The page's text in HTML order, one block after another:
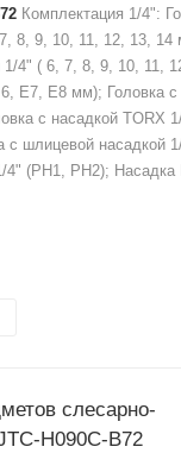
Комплектация 1/4":
8, 9, 10, 11, 12, 13, 14
1/4" ( 6, 7, 8, 9, 10, 11,
Е7, Е8 мм); Головка с
с насадкой TORX
с шлицевой насадкой
(PH1, PH2); Насадка
слесарно-
H090C-B72